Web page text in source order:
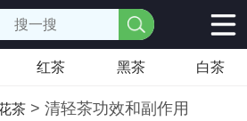
红茶 黑茶 白茶
茶> 清轻茶功效和副作用